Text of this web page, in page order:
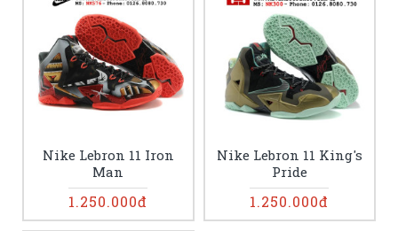
Nike Lebron 11 Iron
Man
1.250.000đ
Nike Lebron 11 King's
Pride
1.250.000đ